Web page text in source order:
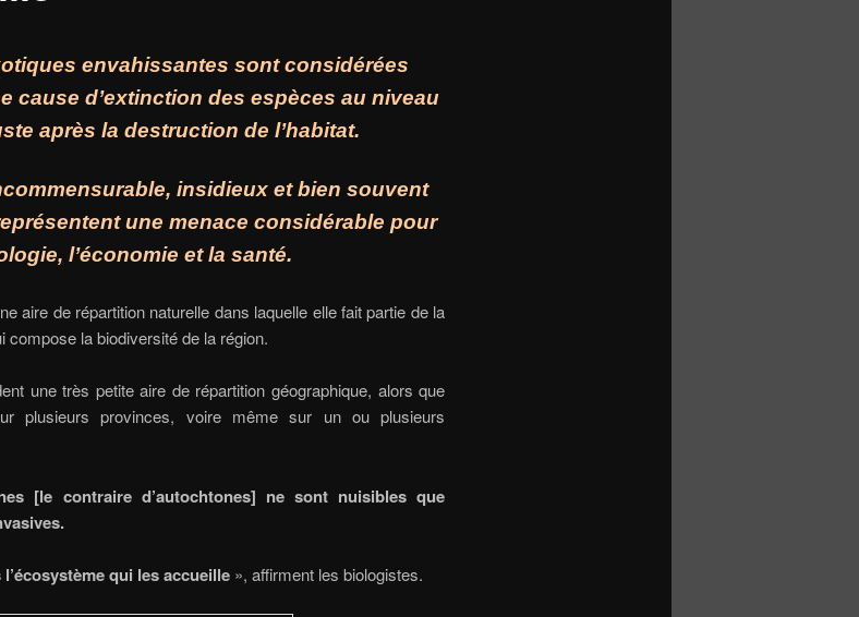
envahissantes sont considérées
cause d’extinction des espèces au niveau
après la destruction de l’habitat.
insidieux et bien souvent
une menace considérable pour
l’économie et la santé.
aire de répartition naturelle dans laquelle elle fait partie de la
compose la biodiversité de la région.
une très petite aire de répartition géographique, alors que
plusieurs provinces, voire même sur un ou plusieurs
[le contraire d’autochtones] ne sont nuisibles que
qui les accueille», affirment les biologistes.